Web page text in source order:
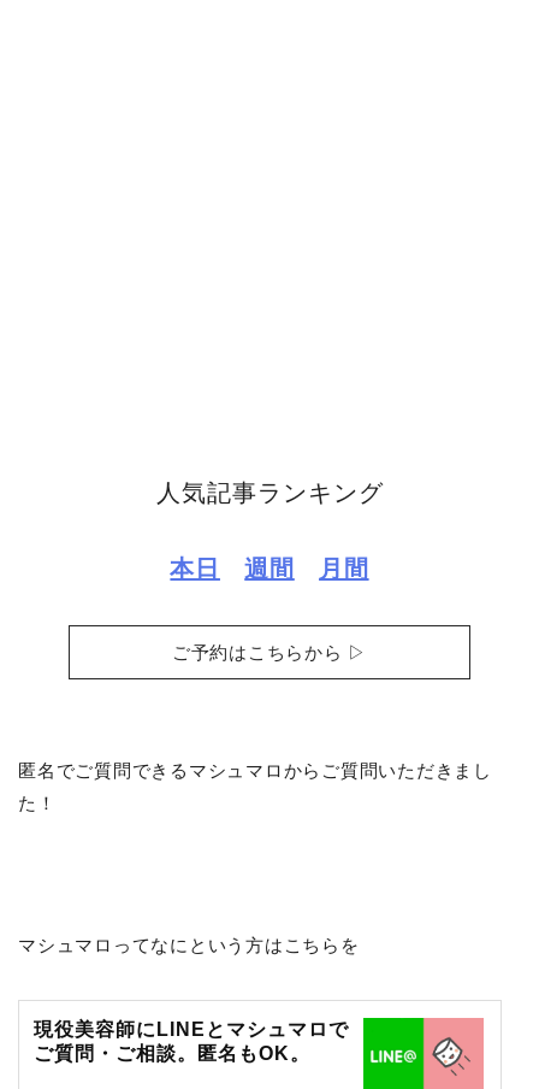
人気記事ランキング
本日 週間 月間
ご予約はこちらから ▷
匿名でご質問できるマシュマロからご質問いただきまし
た！
マシュマロってなにという方はこちらを
現役美容師にLINEとマシュマロで
ご質問・ご相談。匿名もOK。